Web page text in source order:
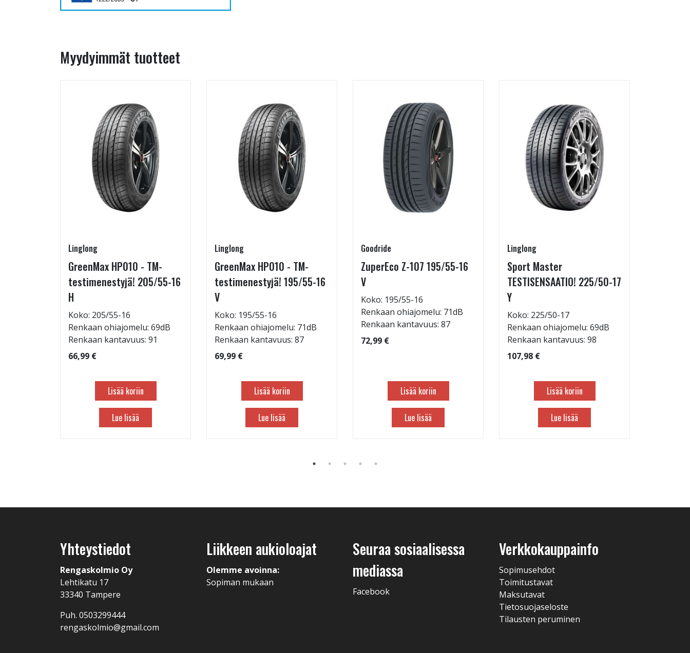
Myydyimmät tuotteet
Linglong
GreenMax HP010 - TM-
testimenestyjä! 205/55-16
H
Koko: 205/55-16
Renkaan ohiajomelu: 69dB
Renkaan kantavuus: 91
66,99 €
Lisää koriin
Lue lisää
Linglong
GreenMax HP010 - TM-
testimenestyjä! 195/55-16
V
Koko: 195/55-16
Renkaan ohiajomelu: 71dB
Renkaan kantavuus: 87
69,99 €
Lisää koriin
Lue lisää
Goodride
ZuperEco Z-107 195/55-16
V
Koko: 195/55-16
Renkaan ohiajomelu: 71dB
Renkaan kantavuus: 87
72,99 €
Lisää koriin
Lue lisää
Linglong
Sport Master
TESTISENSAATIO! 225/50-17
Y
Koko: 225/50-17
Renkaan ohiajomelu: 69dB
Renkaan kantavuus: 98
107,98 €
Lisää koriin
Lue lisää
Yhteystiedot
Rengaskolmio Oy
Lehtikatu 17
33340 Tampere
Puh. 0503299444
rengaskolmio@gmail.com
Liikkeen aukioloajat
Olemme avoinna:
Sopiman mukaan
Seuraa sosiaalisessa
mediassa
Facebook
Verkkokauppainfo
Sopimusehdot
Toimitustavat
Maksutavat
Tietosuojaseloste
Tilausten peruminen